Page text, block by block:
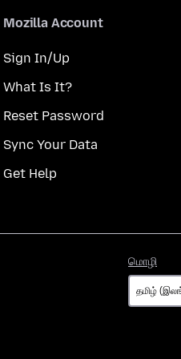
Mozilla Account
Sign In/Up
What Is It?
Reset Password
Sync Your Data
Get Help
மொழி